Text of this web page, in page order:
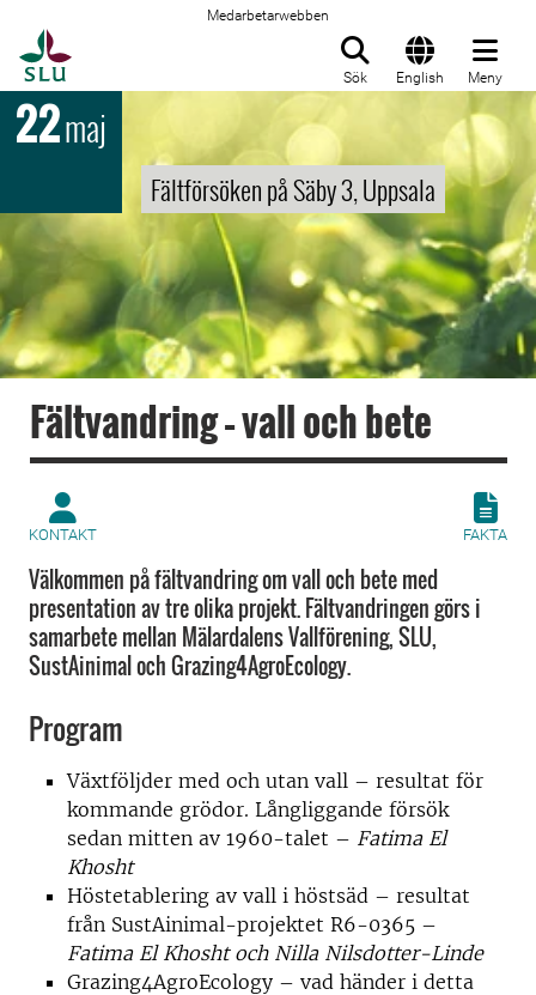
Medarbetarwebben
Sök English Meny
22maj
Fältförsöken på Säby 3, Uppsala
Fältvandring – vall och bete
KONTAKT FAKTA
Välkommen på fältvandring om vall och bete med
presentation av tre olika projekt. Fältvandringen görs i
samarbete mellan Mälardalens Vallförening, SLU,
SustAinimal och Grazing4AgroEcology.
Program
Växtföljder med och utan vall – resultat för
kommande grödor. Långliggande försök
sedan mitten av 1960-talet – Fatima El
Khosht
Höstetablering av vall i höstsäd – resultat
från SustAinimal-projektet R6-0365 –
Fatima El Khosht och Nilla Nilsdotter-Linde
Grazing4AgroEcology – vad händer i detta